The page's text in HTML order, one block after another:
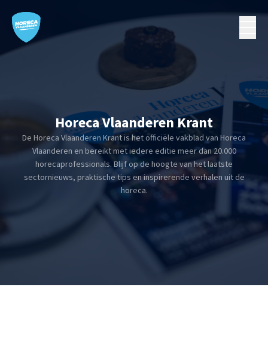
Horeca Vlaanderen Krant
De Horeca Vlaanderen Krant is het officiële vakblad van Horeca
Vlaanderen en bereikt met iedere editie meer dan 20.000
horecaprofessionals. Blijf op de hoogte van het laatste
sectornieuws, praktische tips en inspirerende verhalen uit de
horeca.